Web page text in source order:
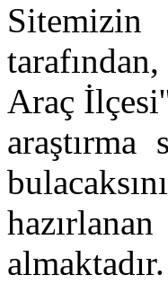
Araç
araştırma
almaktadır.